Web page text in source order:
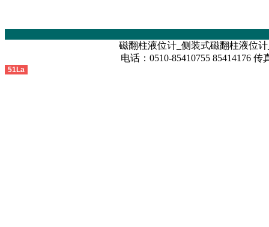
磁翻柱液位计_侧装式磁翻柱液位
电话：0510-85410755 85414176 传
51La